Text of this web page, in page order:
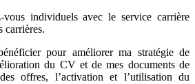
vous individuels avec le service carrière
carrières.
pour améliorer ma stratégie de
du CV et de mes documents de
offres, l’activation et l’utilisation du